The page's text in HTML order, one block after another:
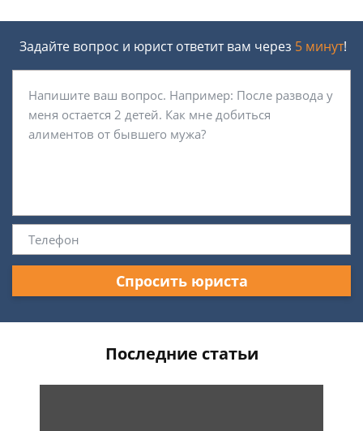
Задайте вопрос и юрист ответит вам через 5 минут!
Спросить юриста
Последние статьи